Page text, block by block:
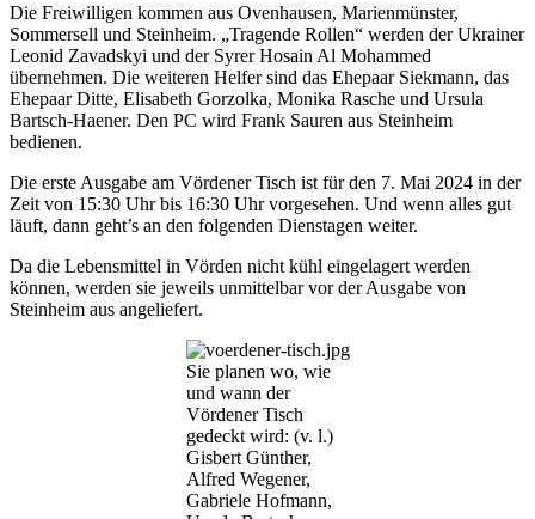
Die Freiwilligen kommen aus Ovenhausen, Marienmünster,
Sommersell und Steinheim. „Tragende Rollen“ werden der Ukrainer
Leonid Zavadskyi und der Syrer Hosain Al Mohammed
übernehmen. Die weiteren Helfer sind das Ehepaar Siekmann, das
Ehepaar Ditte, Elisabeth Gorzolka, Monika Rasche und Ursula
Bartsch-Haener. Den PC wird Frank Sauren aus Steinheim
bedienen.
Die erste Ausgabe am Vördener Tisch ist für den 7. Mai 2024 in der
Zeit von 15:30 Uhr bis 16:30 Uhr vorgesehen. Und wenn alles gut
läuft, dann geht’s an den folgenden Dienstagen weiter.
Da die Lebensmittel in Vörden nicht kühl eingelagert werden
können, werden sie jeweils unmittelbar vor der Ausgabe von
Steinheim aus angeliefert.
Sie planen wo, wie
und wann der
Vördener Tisch
gedeckt wird: (v. l.)
Gisbert Günther,
Alfred Wegener,
Gabriele Hofmann,